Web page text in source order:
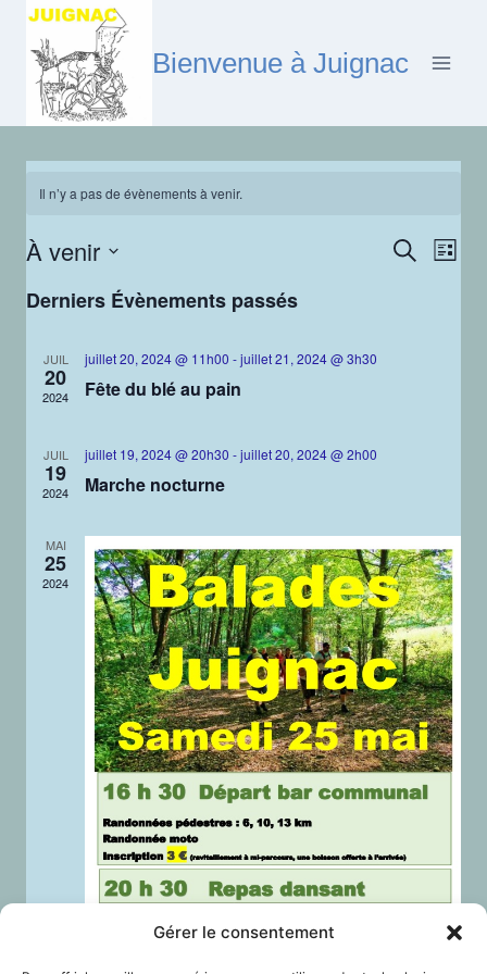
Gérer le consentement
Aller
contenu
Bienvenue à Juignac
Il n’y a pas de évènements à venir.
Recherche
Liste
À venir
une
Derniers Évènements passés
JUIL
20
2024
juillet 20, 2024 @ 11h00 -juillet 21, 2024 @ 3h30
Fête du blé au pain
JUIL
19
2024
juillet 19, 2024 @ 20h30 -juillet 20, 2024 @ 2h00
Marche nocturne
MAI
25
2024